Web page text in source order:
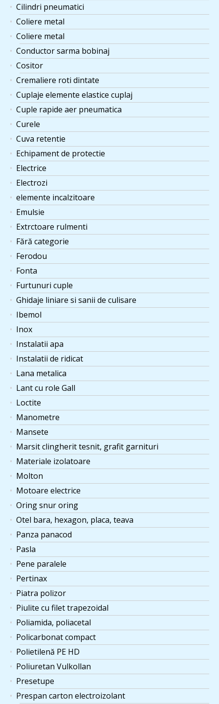
Cilindri pneumatici
Coliere metal
Coliere metal
Conductor sarma bobinaj
Cositor
Cremaliere roti dintate
Cuplaje elemente elastice cuplaj
Cuple rapide aer pneumatica
Curele
Cuva retentie
Echipament de protectie
Electrice
Electrozi
elemente incalzitoare
Emulsie
Extrctoare rulmenti
Fără categorie
Ferodou
Fonta
Furtunuri cuple
Ghidaje liniare si sanii de culisare
Ibemol
Inox
Instalatii apa
Instalatii de ridicat
Lana metalica
Lant cu role Gall
Loctite
Manometre
Mansete
Marsit clingherit tesnit, grafit garnituri
Materiale izolatoare
Molton
Motoare electrice
Oring snur oring
Otel bara, hexagon, placa, teava
Panza panacod
Pasla
Pene paralele
Pertinax
Piatra polizor
Piulite cu filet trapezoidal
Poliamida, poliacetal
Policarbonat compact
Polietilenă PE HD
Poliuretan Vulkollan
Presetupe
Prespan carton electroizolant